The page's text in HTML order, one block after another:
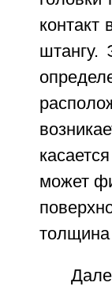
контакт
штангу.
может